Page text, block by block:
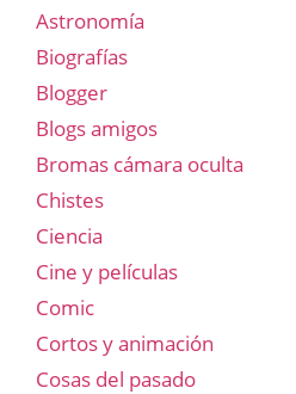
Astronomía
Biografías
Blogger
Blogs amigos
Bromas cámara oculta
Chistes
Ciencia
Cine y películas
Comic
Cortos y animación
Cosas del pasado